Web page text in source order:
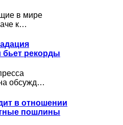
в мире
к…
бьет рекорды
обсужд…
в отношении
пошлины